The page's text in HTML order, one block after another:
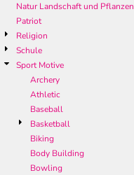
Natur Landschaft und Pflanzen
Patriot
Religion
Schule
Sport Motive
Archery
Athletic
Baseball
Basketball
Biking
Body Building
Bowling